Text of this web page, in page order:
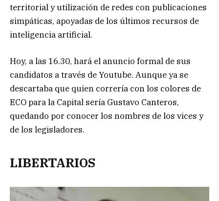
territorial y utilización de redes con publicaciones
simpáticas, apoyadas de los últimos recursos de
inteligencia artificial.
Hoy, a las 16.30, hará el anuncio formal de sus
candidatos a través de Youtube. Aunque ya se
descartaba que quien correría con los colores de
ECO para la Capital sería Gustavo Canteros,
quedando por conocer los nombres de los vices y
de los legisladores.
LIBERTARIOS